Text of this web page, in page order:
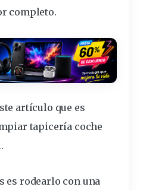
completo.
artículo que es
tapicería coche
.
es rodearlo con una